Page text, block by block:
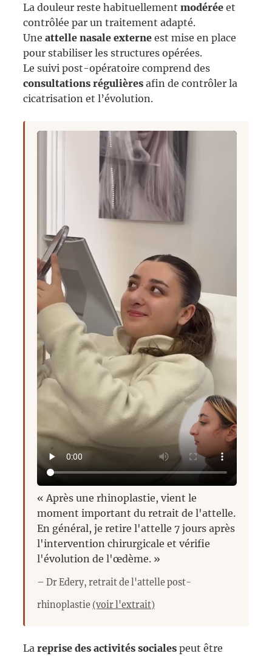
La douleur reste habituellement modéréeet
contrôlée par un traitement adapté.
Une attelle nasale externeest mise en place
pour stabiliser les structures opérées.
Le suivi post-opératoire comprend des
consultations régulièresafin de contrôler la
cicatrisation et l’évolution.
« Après une rhinoplastie, vient le
moment important du retrait de l'attelle.
En général, je retire l'attelle 7 jours après
l'intervention chirurgicale et vérifie
l'évolution de l'œdème. »
– Dr Edery, retrait de l'attelle post-
rhinoplastie (voir l'extrait)
La reprise des activités socialespeut être